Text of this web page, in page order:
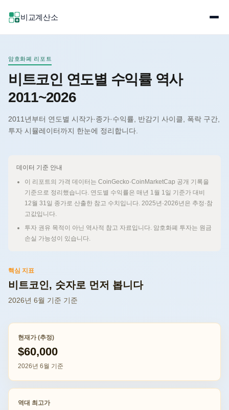
비교계산소
암호화폐 리포트
비트코인 연도별 수익률 역사
2011~2026
2011년부터 연도별 시작가·종가·수익률, 반감기 사이클, 폭락 구간,
투자 시뮬레이터까지 한눈에 정리합니다.
데이터 기준 안내
이 리포트의 가격 데이터는 CoinGecko·CoinMarketCap 공개 기록을
기준으로 정리했습니다. 연도별 수익률은 매년 1월 1일 기준가 대비
12월 31일 종가로 산출한 참고 수치입니다. 2025년·2026년은 추정·참
고값입니다.
투자 권유 목적이 아닌 역사적 참고 자료입니다. 암호화폐 투자는 원금
손실 가능성이 있습니다.
핵심 지표
비트코인, 숫자로 먼저 봅니다
2026년 6월 기준 기준
현재가 (추정)
$60,000
2026년 6월 기준
역대 최고가